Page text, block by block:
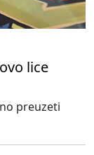
lice
preuzeti